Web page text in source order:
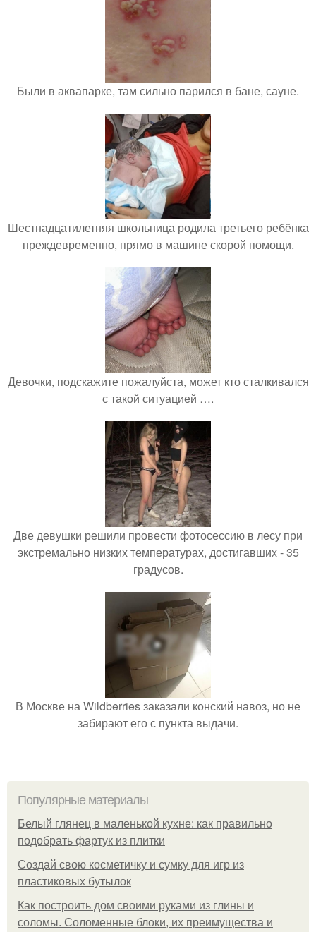
Были в аквапарке, там сильно парился в бане, сауне.
Шестнадцатилетняя школьница родила третьего ребёнка
преждевременно, прямо в машине скорой помощи.
Девочки, подскажите пожалуйста, может кто сталкивался
с такой ситуацией ….
Две девушки решили провести фотосессию в лесу при
экстремально низких температурах, достигавших - 35
градусов.
В Москве на Wildberries заказали конский навоз, но не
забирают его с пункта выдачи.
Популярные материалы
Белый глянец в маленькой кухне: как правильно
подобрать фартук из плитки
Создай свою косметичку и сумку для игр из
пластиковых бутылок
Как построить дом своими руками из глины и
соломы. Соломенные блоки, их преимущества и